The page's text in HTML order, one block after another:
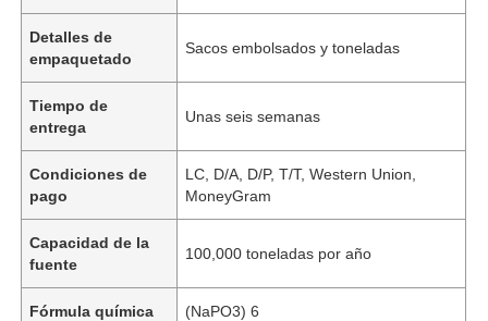
Detalles de
empaquetado
Sacos embolsados ​​y toneladas
Tiempo de
entrega
Unas seis semanas
Condiciones de
pago
LC, D/A, D/P, T/T, Western Union,
MoneyGram
Capacidad de la
fuente
100,000 toneladas por año
Fórmula química (NaPO3) 6